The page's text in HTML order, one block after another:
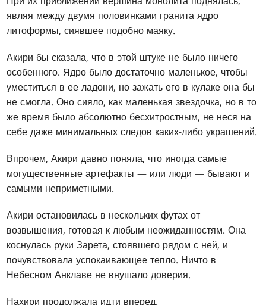
являя между двумя половинками гранита ядро
литоформы, сиявшее подобно маяку.
Акири бы сказала, что в этой штуке не было ничего
особенного. Ядро было достаточно маленькое, чтобы
уместиться в ее ладони, но зажать его в кулаке она бы
не смогла. Оно сияло, как маленькая звездочка, но в то
же время было абсолютно бесхитростным, не неся на
себе даже минимальных следов каких-либо украшений.
Впрочем, Акири давно поняла, что иногда самые
могущественные артефакты — или люди — бывают и
самыми неприметными.
Акири остановилась в нескольких футах от
возвышения, готовая к любым неожиданностям. Она
коснулась руки Зарета, стоявшего рядом с ней, и
почувствовала успокаивающее тепло. Ничто в
Небесном Анклаве не внушало доверия.
Нахири продолжала идти вперед.